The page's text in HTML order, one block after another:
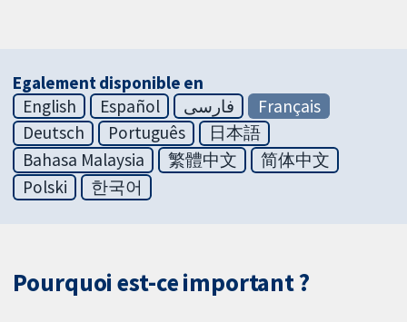
Egalement disponible en
English
Español فارسی
Français
Deutsch
Português
日本語
Bahasa Malaysia
繁體中文
简体中文
Polski
한국어
Pourquoi est-ce important ?